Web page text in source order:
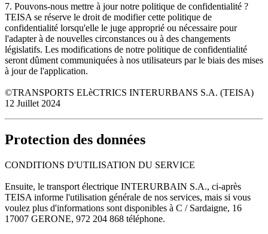
7. Pouvons-nous mettre à jour notre politique de confidentialité ?
TEISA se réserve le droit de modifier cette politique de
confidentialité lorsqu'elle le juge approprié ou nécessaire pour
l'adapter à de nouvelles circonstances ou à des changements
législatifs. Les modifications de notre politique de confidentialité
seront dûment communiquées à nos utilisateurs par le biais des mises
à jour de l'application.
©TRANSPORTS ELèCTRICS INTERURBANS S.A. (TEISA)
12 Juillet 2024
Protection des données
CONDITIONS D'UTILISATION DU SERVICE
Ensuite, le transport électrique INTERURBAIN S.A., ci-après
TEISA informe l'utilisation générale de nos services, mais si vous
voulez plus d'informations sont disponibles à C / Sardaigne, 16
17007 GERONE, 972 204 868 téléphone.